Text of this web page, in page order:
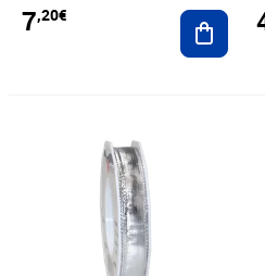
7,20€